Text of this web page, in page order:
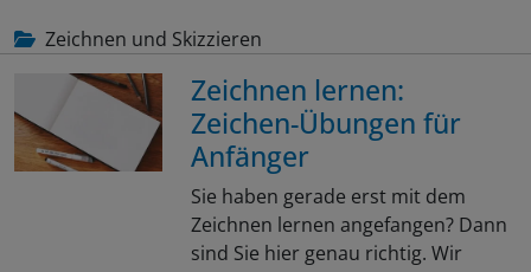
Zeichnen und Skizzieren
Zeichnen lernen:
Zeichen-Übungen für
Anfänger
Sie haben gerade erst mit dem
Zeichnen lernen angefangen? Dann
sind Sie hier genau richtig. Wir